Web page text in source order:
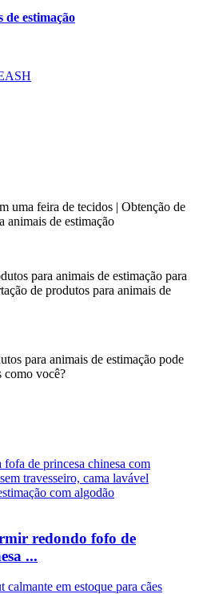
de estimação
uma feira de tecidos | Obtenção de
animais de estimação
para animais de estimação para
de produtos para animais de
para animais de estimação pode
como você?
redondo fofo de
...